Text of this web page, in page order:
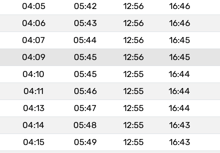
04:05 05:42 12:56 16:46
04:06 05:43 12:56 16:46
04:07 05:44 12:56 16:45
04:09 05:45 12:56 16:45
04:10 05:45 12:55 16:44
04:11 05:46 12:55 16:44
04:13 05:47 12:55 16:44
04:14 05:48 12:55 16:43
04:15 05:49 12:55 16:43